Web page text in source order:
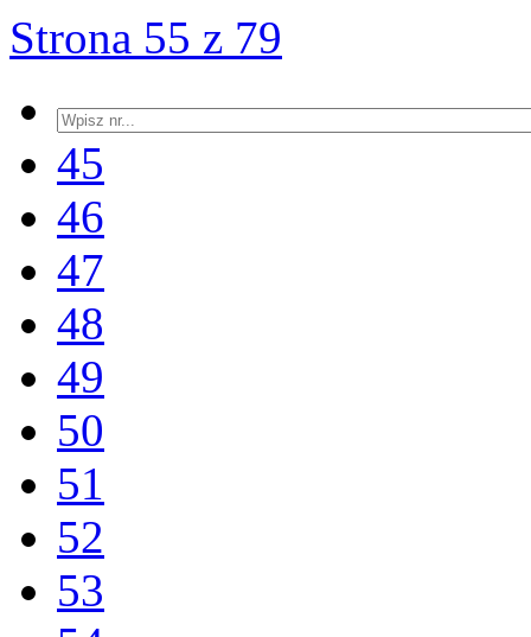
Strona 55 z 79
45
46
47
48
49
50
51
52
53